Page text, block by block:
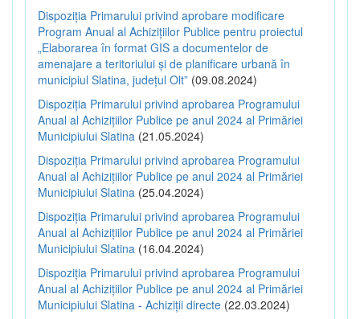
Dispoziția Primarului privind aprobare modificare
Program Anual al Achizițiilor Publice pentru proiectul
„Elaborarea în format GIS a documentelor de
amenajare a teritoriului și de planificare urbană în
municipiul Slatina, județul Olt” (09.08.2024)
Dispoziția Primarului privind aprobarea Programului
Anual al Achizițiilor Publice pe anul 2024 al Primăriei
Municipiului Slatina (21.05.2024)
Dispoziția Primarului privind aprobarea Programului
Anual al Achizițiilor Publice pe anul 2024 al Primăriei
Municipiului Slatina (25.04.2024)
Dispoziția Primarului privind aprobarea Programului
Anual al Achizițiilor Publice pe anul 2024 al Primăriei
Municipiului Slatina (16.04.2024)
Dispoziția Primarului privind aprobarea Programului
Anual al Achizițiilor Publice pe anul 2024 al Primăriei
Municipiului Slatina - Achiziții directe (22.03.2024)